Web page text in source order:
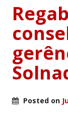
Posted on